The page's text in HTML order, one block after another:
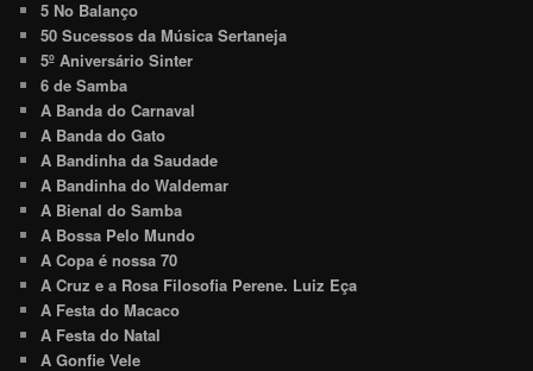
5 No Balanço
50 Sucessos da Música Sertaneja
5º Aniversário Sinter
6 de Samba
A Banda do Carnaval
A Banda do Gato
A Bandinha da Saudade
A Bandinha do Waldemar
A Bienal do Samba
A Bossa Pelo Mundo
A Copa é nossa 70
A Cruz e a Rosa Filosofia Perene. Luiz Eça
A Festa do Macaco
A Festa do Natal
A Gonfie Vele